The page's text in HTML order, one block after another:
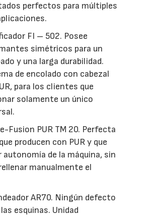
perfectos para múltiples
FI – 502. Posee
simétricos para un
y una larga durabilidad.
de encolado con cabezal
para los clientes que
solamente un único
Fusion PUR TM 20. Perfecta
producen con PUR y que
autonomía de la máquina, sin
manualmente el
AR70. Ningún defecto
esquinas. Unidad